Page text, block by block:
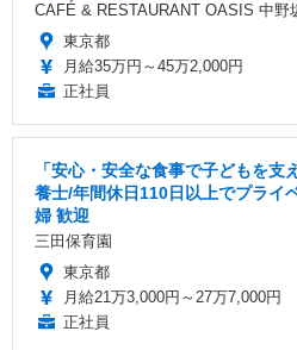
CAFÉ & RESTAURANT OASIS 中野
東京都
月給35万円～45万2,000円
正社員
「安心・安全な食事で子どもを
養士/年間休日110日以上でプライ
婦 歓迎
三田保育園
東京都
月給21万3,000円～27万7,000円
正社員